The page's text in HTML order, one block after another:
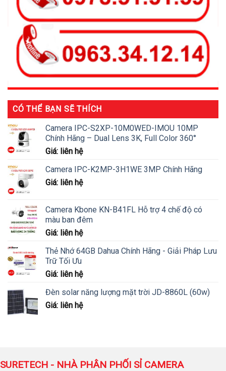
CÓ THỂ BẠN SẼ THÍCH
Camera IPC-S2XP-10M0WED-IMOU 10MP
Chính Hãng – Dual Lens 3K, Full Color 360°
Giá: liên hệ
Camera IPC-K2MP-3H1WE 3MP Chính Hãng
Giá: liên hệ
Camera Kbone KN-B41FL Hỗ trợ 4 chế độ có
màu ban đêm
Giá: liên hệ
Thẻ Nhớ 64GB Dahua Chính Hãng - Giải Pháp Lưu
Trữ Tối Ưu
Giá: liên hệ
Đèn solar năng lượng mặt trời JD-8860L (60w)
Giá: liên hệ
SURETECH - NHÀ PHÂN PHỐI SỈ CAMERA